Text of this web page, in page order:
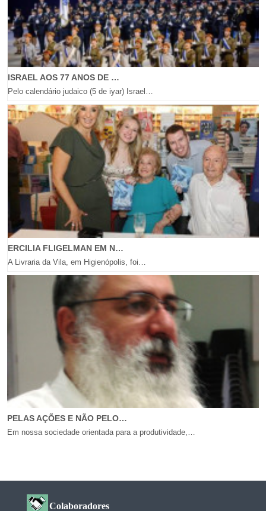
ISRAEL AOS 77 ANOS DE …
Pelo calendário judaico (5 de iyar) Israel…
ERCILIA FLIGELMAN EM N…
A Livraria da Vila, em Higienópolis, foi…
PELAS AÇÕES E NÃO PELO…
Em nossa sociedade orientada para a produtividade,…
Colaboradores